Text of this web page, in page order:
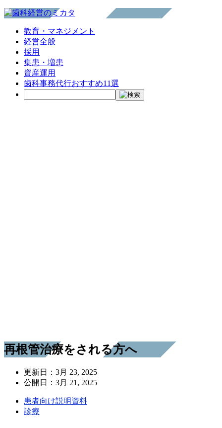
教育・マネジメント
経営全般
採用
集患・増患
資産運用
歯科事務代行おすすめ11選
再根管治療をされる方へ
更新日： 3月 23, 2025
公開日： 3月 21, 2025
患者向け説明資料
診療